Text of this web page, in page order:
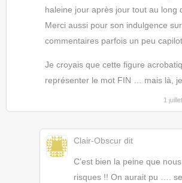
haleine jour après jour tout au long
Merci aussi pour son indulgence
commentaires parfois un peu
Je croyais que cette figure
représenter le mot FIN … mais là,
1
Clair-Obscur dit
C’est bien la peine que
risques !! On aurait pu ….